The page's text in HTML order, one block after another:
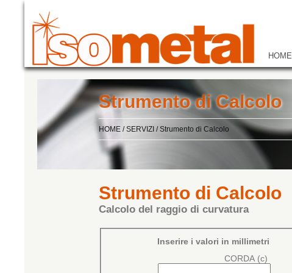
HOME
Strumento di Calcolo
HOME /SERVIZI /Strumento di Calcolo
Strumento di Calcolo
Calcolo del raggio di curvatura
Inserire i valori in millimetri
CORDA (c)